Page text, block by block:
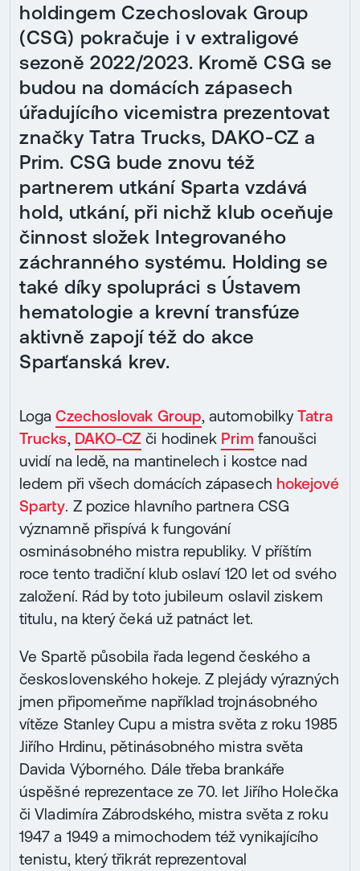
holdingem Czechoslovak Group
(CSG) pokračuje i v extraligové
sezoně 2022/2023. Kromě CSG se
budou na domácích zápasech
úřadujícího vicemistra prezentovat
značky Tatra Trucks, DAKO-CZ a
Prim. CSG bude znovu též
partnerem utkání Sparta vzdává
hold, utkání, při nichž klub oceňuje
činnost složek Integrovaného
záchranného systému. Holding se
také díky spolupráci s Ústavem
hematologie a krevní transfúze
aktivně zapojí též do akce
Sparťanská krev.
LogaCzechoslovak Group, automobilkyTatra
Trucks, DAKO-CZ či hodinek Prim fanoušci
uvidí na ledě, na mantinelech i kostce nad
ledem při všech domácích zápasech hokejové
Sparty. Z pozice hlavního partnera CSG
významně přispívá k fungování
osminásobného mistra republiky. V příštím
roce tento tradiční klub oslaví 120 let od svého
založení. Rád by toto jubileum oslavil ziskem
titulu, na který čeká už patnáct let.
Ve Spartě působila řada legend českého a
československého hokeje. Z plejády výrazných
jmen připomeňme například trojnásobného
vítěze Stanley Cupu a mistra světa z roku 1985
Jiřího Hrdinu, pětinásobného mistra světa
Davida Výborného. Dále třeba brankáře
úspěšné reprezentace ze 70. let Jiřího Holečka
či Vladimíra Zábrodského, mistra světa z roku
1947 a 1949 a mimochodem též vynikajícího
tenistu, který třikrát reprezentoval